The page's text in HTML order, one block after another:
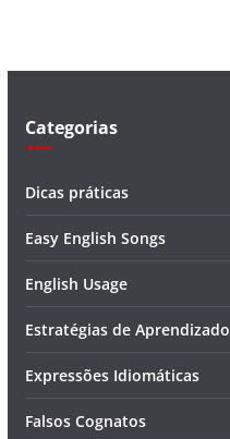
Categorias
Dicas práticas
Easy English Songs
English Usage
Estratégias de Aprendizado
Expressões Idiomáticas
Falsos Cognatos